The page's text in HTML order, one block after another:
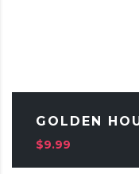
GOLDEN
$9.99